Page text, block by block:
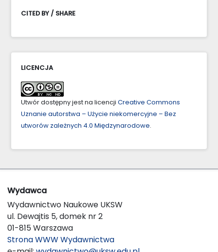
CITED BY / SHARE
LICENCJA
Utwór dostępny jest na licencji Creative Commons
Uznanie autorstwa – Użycie niekomercyjne – Bez
utworów zależnych 4.0 Międzynarodowe.
Wydawca
Wydawnictwo Naukowe UKSW
ul. Dewajtis 5, domek nr 2
01-815 Warszawa
Strona WWW Wydawnictwa